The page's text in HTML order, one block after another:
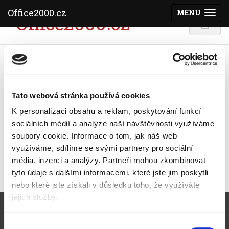
Tato webová stránka používá cookies
K personalizaci obsahu a reklam, poskytování funkcí
sociálních médií a analýze naší návštěvnosti využíváme
soubory cookie. Informace o tom, jak náš web
využíváme, sdílíme se svými partnery pro sociální
média, inzerci a analýzy. Partneři mohou zkombinovat
tyto údaje s dalšími informacemi, které jste jim poskytli
nebo které jste získali v důsledku toho, že využíváte
jejich služby.
Office2000.cz
Office2000.cz - 8. 8. 2026
a kancelářské techniky za výborné ceny.
Líbil se vám tento článek? Doporučte ho svým
přátelům.
Pro zákazníky
MENU
Office2000.cz